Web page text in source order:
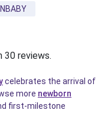
30 reviews.
celebrates the arrival of
more newborn
first-milestone